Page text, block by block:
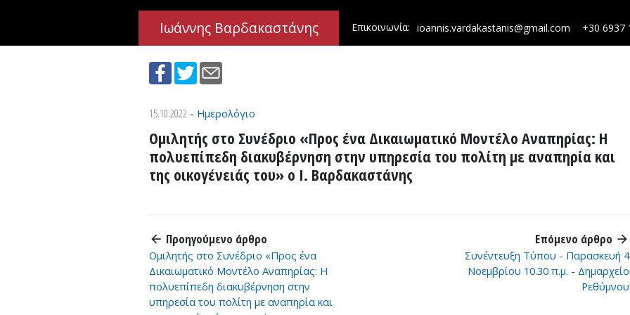
Ιωάννης Βαρδακαστάνης
Ιωάννης Βαρδακαστάνης Επικοινωνία: ioannis.vardakastanis@gmail.com +30 6937
15.10.2022 - Ημερολόγιο
Ομιλητής στο Συνέδριο «Προς ένα Δικαιωματικό Μοντέλο Αναπηρίας: Η
πολυεπίπεδη διακυβέρνηση στην υπηρεσία του πολίτη με αναπηρία και
της οικογένειάς του» ο Ι. Βαρδακαστάνης
arrow_back Προηγούμενο άρθρο
Ομιλητής στο Συνέδριο «Προς ένα
Δικαιωματικό Μοντέλο Αναπηρίας: Η
πολυεπίπεδη διακυβέρνηση στην
υπηρεσία του πολίτη με αναπηρία και
Επόμενο άρθρο arrow_forward
Συνέντευξη Τύπου - Παρασκευή 4
Νοεμβρίου 10.30 π.μ. - Δημαρχείο
Ρεθύμνου